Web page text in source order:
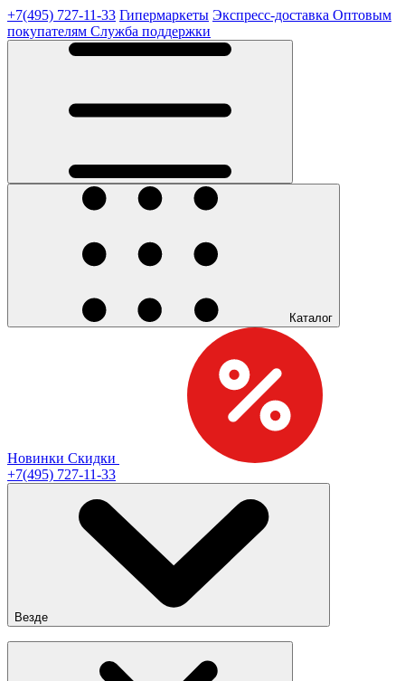
+7(495) 727-11-33 Гипермаркеты Экспресс-доставка Оптовым
покупателям Служба поддержки
Каталог
Новинки Скидки
+7(495) 727-11-33
Везде